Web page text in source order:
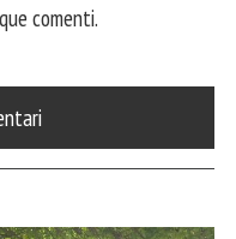
comenti.